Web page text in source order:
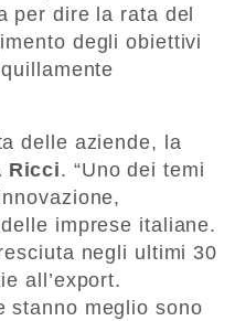
per dire la rata del
degli obiettivi
delle aziende, la
Ricci. “Uno dei temi
imprese italiane.
negli ultimi 30
all’export.
stanno meglio sono